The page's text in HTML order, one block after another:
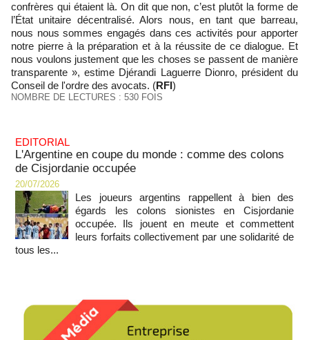
confrères qui étaient là. On dit que non, c’est plutôt la forme de
l’État unitaire décentralisé. Alors nous, en tant que barreau,
nous nous sommes engagés dans ces activités pour apporter
notre pierre à la préparation et à la réussite de ce dialogue. Et
nous voulons justement que les choses se passent de manière
transparente », estime Djérandi Laguerre Dionro, président du
Conseil de l'ordre des avocats. (RFI)
NOMBRE DE LECTURES : 530 FOIS
EDITORIAL
L'Argentine en coupe du monde : comme des colons
de Cisjordanie occupée
20/07/2026
Les joueurs argentins rappellent à bien des
égards les colons sionistes en Cisjordanie
occupée. Ils jouent en meute et commettent
leurs forfaits collectivement par une solidarité de
tous les...